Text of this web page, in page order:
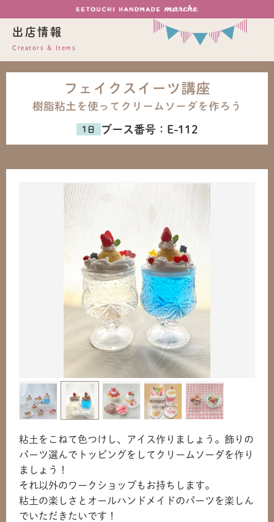
出店情報
Creators & Items
フェイクスイーツ講座
樹脂粘土を使ってクリームソーダを作ろう
ブース番号： E-112
粘土をこねて色つけし、アイス作りましょう。飾りの
パーツ選んでトッピングをしてクリームソーダを作り
ましょう！
それ以外のワークショップもお持ちします。
粘土の楽しさとオールハンドメイドのパーツを楽しん
でいただきたいです！